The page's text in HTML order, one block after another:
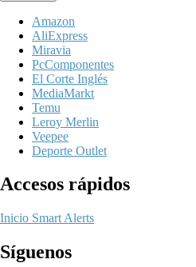
Amazon
AliExpress
Miravia
PcComponentes
El Corte Inglés
MediaMarkt
Temu
Leroy Merlin
Veepee
Deporte Outlet
Accesos rápidos
Inicio Smart Alerts
Síguenos